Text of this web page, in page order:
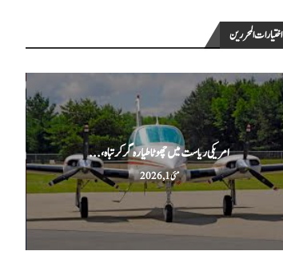
اختيارات المحررين
امریکی ریاست میں چھوٹا طیارہ گر کر تباہ،...
مئی 1, 2026